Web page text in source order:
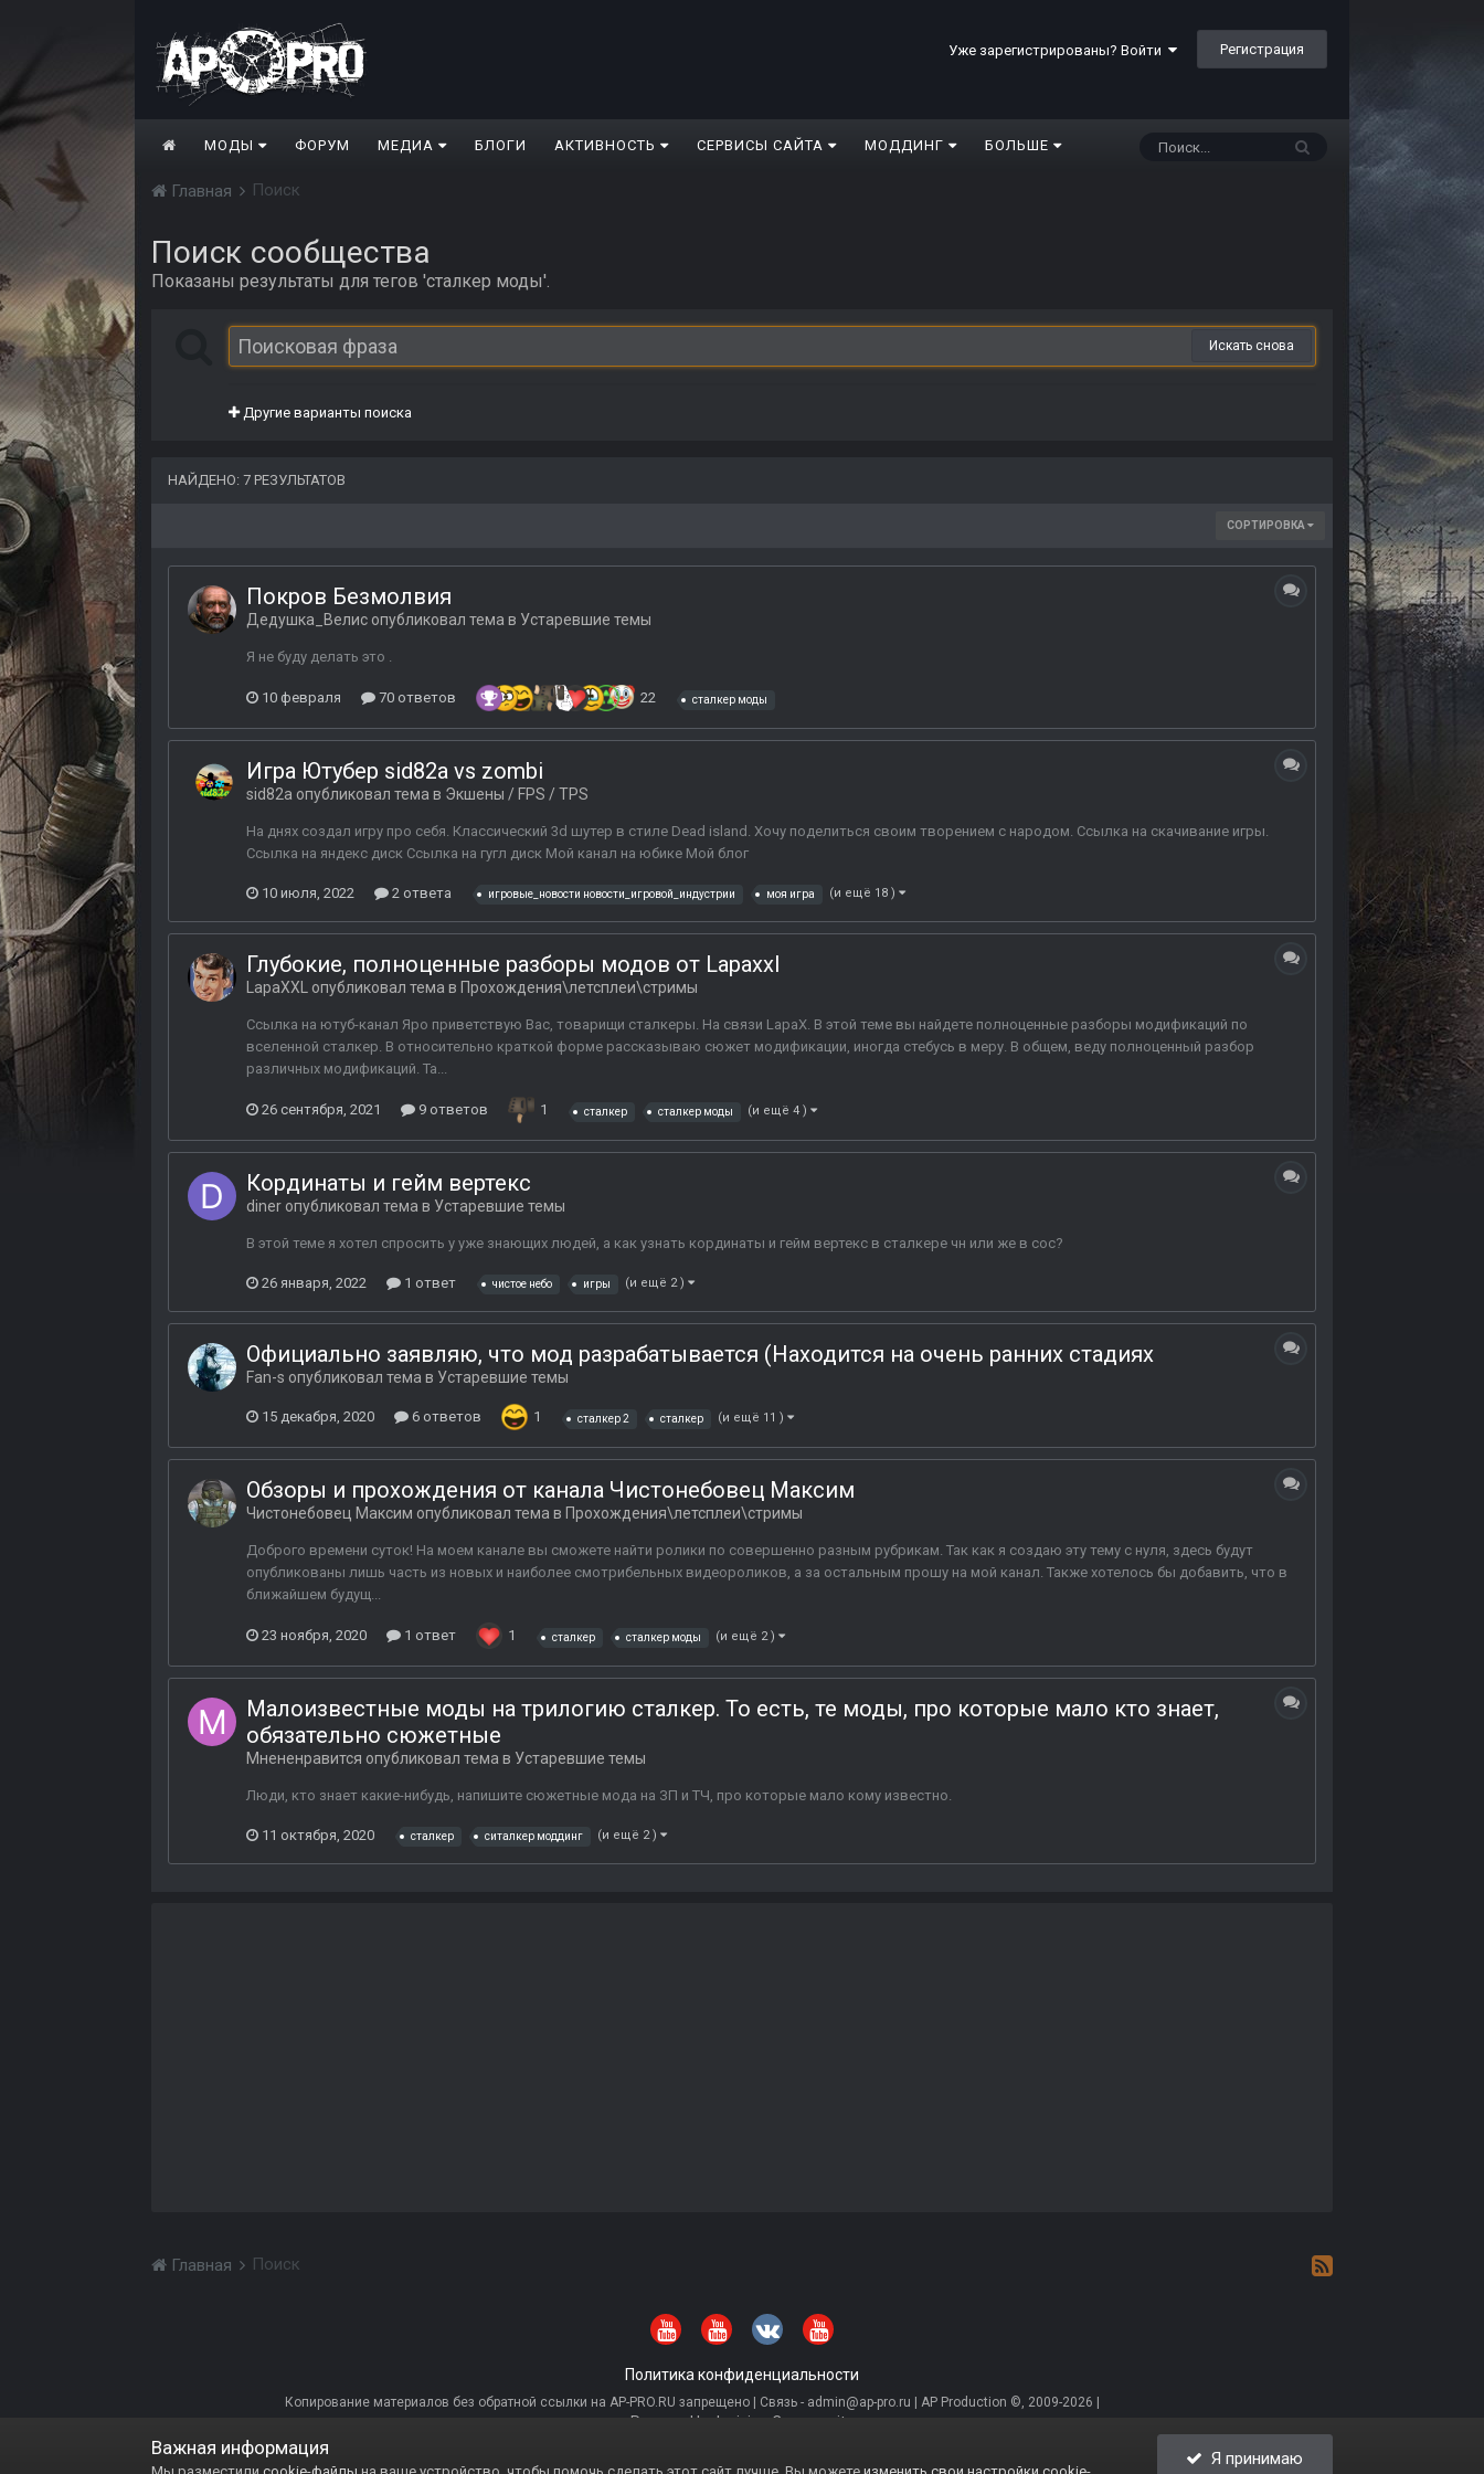
Уже зарегистрированы? Войти Регистрация
МОДЫ ФОРУМ МЕДИА БЛОГИ АКТИВНОСТЬ СЕРВИСЫ САЙТА МОДДИНГ БОЛЬШЕ
Главная Поиск
Поиск сообщества
Показаны результаты для тегов 'сталкер моды'.
Искать снова
Другие варианты поиска
НАЙДЕНО: 7 РЕЗУЛЬТАТОВ
СОРТИРОВКА
Покров Безмолвия
Дедушка_Велис опубликовал тема в Устаревшие темы
Я не буду делать это .
10 февраля 70 ответов 22 сталкер моды
Игра Ютубер sid82a vs zombi
sid82a опубликовал тема в Экшены / FPS / TPS
На днях создал игру про себя. Классический 3d шутер в стиле Dead island. Хочу поделиться своим творением с народом. Ссылка на скачивание игры.
Ссылка на яндекс диск Ссылка на гугл диск Мой канал на юбике Мой блог
10 июля, 2022 2 ответа игровые_новости новости_игровой_индустрии моя игра (и ещё 18 )
Глубокие, полноценные разборы модов от Lapaxxl
LapaXXL опубликовал тема в Прохождения\летсплеи\стримы
Ссылка на ютуб-канал Яро приветствую Вас, товарищи сталкеры. На связи LapaX. В этой теме вы найдете полноценные разборы модификаций по
вселенной сталкер. В относительно краткой форме рассказываю сюжет модификации, иногда стебусь в меру. В общем, веду полноценный разбор
различных модификаций. Та...
26 сентября, 2021 9 ответов 1 сталкер сталкер моды (и ещё 4 )
Кординаты и гейм вертекс
diner опубликовал тема в Устаревшие темы
В этой теме я хотел спросить у уже знающих людей, а как узнать кординаты и гейм вертекс в сталкере чн или же в coc?
26 января, 2022 1 ответ чистое небо игры (и ещё 2 )
Официально заявляю, что мод разрабатывается (Находится на очень ранних стадиях
Fan-s опубликовал тема в Устаревшие темы
15 декабря, 2020 6 ответов 1 сталкер 2 сталкер (и ещё 11 )
Обзоры и прохождения от канала Чистонебовец Максим
Чистонебовец Максим опубликовал тема в Прохождения\летсплеи\стримы
Доброго времени суток! На моем канале вы сможете найти ролики по совершенно разным рубрикам. Так как я создаю эту тему с нуля, здесь будут
опубликованы лишь часть из новых и наиболее смотрибельных видеороликов, а за остальным прошу на мой канал. Также хотелось бы добавить, что в
ближайшем будущ...
23 ноября, 2020 1 ответ 1 сталкер сталкер моды (и ещё 2 )
Малоизвестные моды на трилогию сталкер. То есть, те моды, про которые мало кто знает,
обязательно сюжетные
Мнененравится опубликовал тема в Устаревшие темы
Люди, кто знает какие-нибудь, напишите сюжетные мода на ЗП и ТЧ, про которые мало кому известно.
11 октября, 2020 сталкер ситалкер моддинг (и ещё 2 )
Главная Поиск
Политика конфиденциальности
Копирование материалов без обратной ссылки на AP-PRO.RU запрещено | Связь - admin@ap-pro.ru | AP Production ©, 2009-2026 |
Powered by Invision Community
Важная информация Я принимаю